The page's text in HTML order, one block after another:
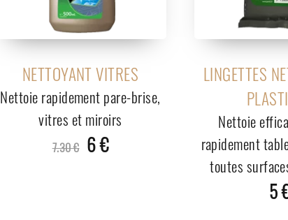
NETTOYANT VITRES
Nettoie rapidement pare-brise,
vitres et miroirs
7.30 € 6 €
LINGETTES
Nettoie
rapidement
toutes
5